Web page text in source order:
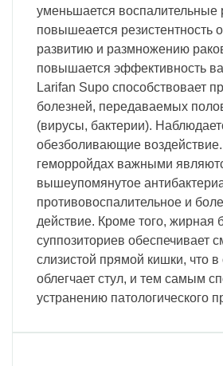
уменьшается воспалительные
повышеается резистентность
развитию и размножению
повышается эффективность
Larifan Supo способствовает
болезней, передаваемых
(вирусы, бактерии).
обезболивающие
геморройдах важными
вышеупомянутое
противовоспалительное и
действие. Кроме того, жирная
суппозиториев обеспечивает
слизистой прямой кишки, что
облегчает стул, и тем самым
устранению патологического